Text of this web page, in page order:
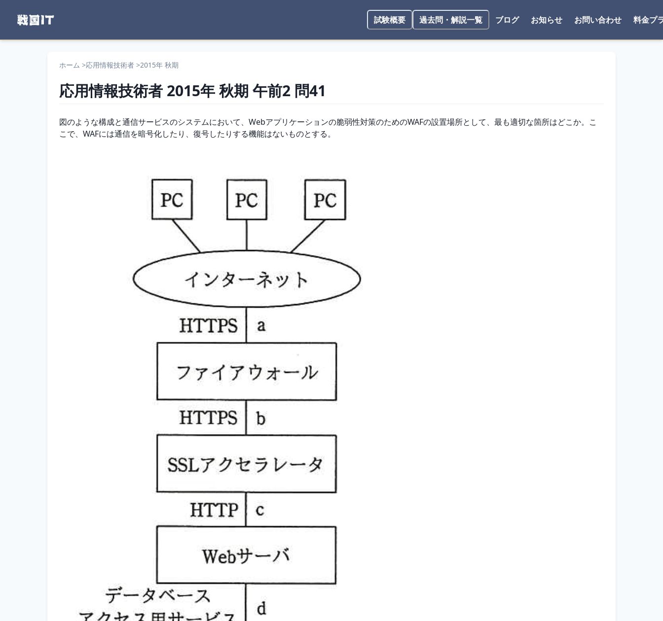
試験概要 過去問・解説一覧 ブログ お知らせ お問い合わせ 料金プ
ホーム >応用情報技術者 >2015年 秋期
応用情報技術者 2015年 秋期 午前2 問41
問題文
図のような構成と通信サービスのシステムにおいて、Webアプリケーションの脆弱性対策のためのWAFの設置場所として、最も適切な箇所はどこか。こ
こで、WAFには通信を暗号化したり、復号したりする機能はないものとする。